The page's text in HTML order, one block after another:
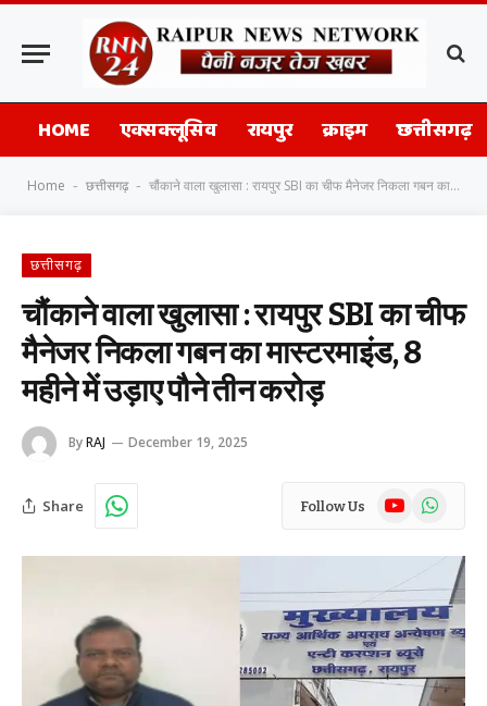
HOME एक्सक्लूसिव रायपुर क्राइम छत्तीसगढ़
Home - छत्तीसगढ़ - चौंकाने वाला खुलासा : रायपुर SBI का चीफ मैनेजर निकला गबन का मास्टरमाइंड, 8 महीने में उड़ाए पौने तीन करोड़
छत्तीसगढ़
चौंकाने वाला खुलासा : रायपुर SBI का चीफ
मैनेजर निकला गबन का मास्टरमाइंड, 8
महीने में उड़ाए पौने तीन करोड़
ByRAJ December 19, 2025
Share Follow Us YouTubeWhatsApp